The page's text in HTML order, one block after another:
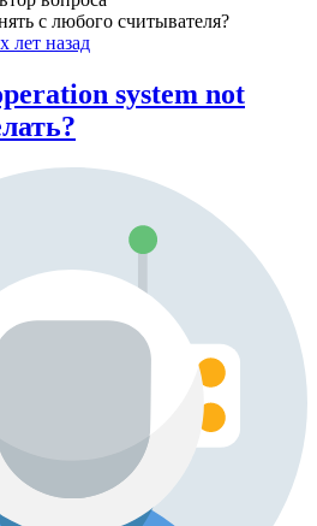
с любого считывателя?
лет назад
system not